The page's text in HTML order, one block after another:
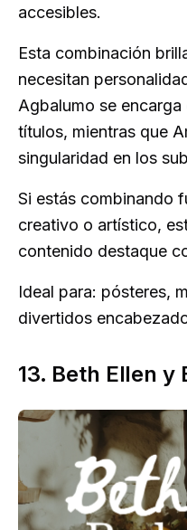
accesibles.
Esta combinación
necesitan
Agbalumo se
títulos, mientras que
singularidad en los
Si estás combinando
creativo o artístico,
contenido destaque
Ideal para: pósteres,
divertidos
13. Beth Ellen y